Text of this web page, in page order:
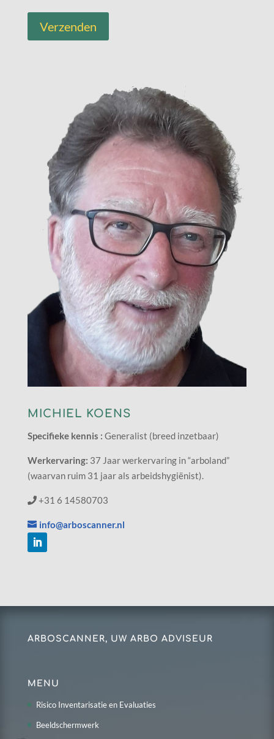
MICHIEL KOENS
Specifieke kennis : Generalist (breed inzetbaar)
Werkervaring: 37 Jaar werkervaring in “arboland”
(waarvan ruim 31 jaar als arbeidshygiënist).
+31 6 14580703
info@arboscanner.nl
ARBOSCANNER, UW ARBO ADVISEUR
MENU
Risico Inventarisatie en Evaluaties
Beeldschermwerk